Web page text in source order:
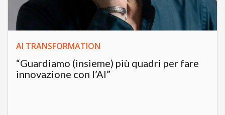
AI TRANSFORMATION
“Guardiamo (insieme) più quadri per fare
innovazione con l’AI”